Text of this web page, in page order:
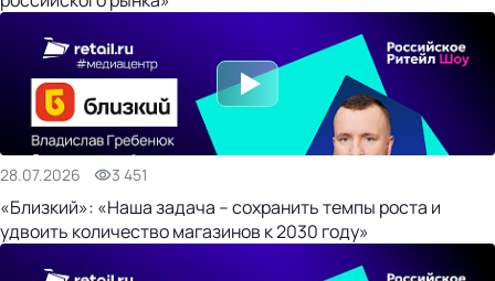
28.07.2026 3 451
«Близкий»: «Наша задача – сохранить темпы роста и
удвоить количество магазинов к 2030 году»